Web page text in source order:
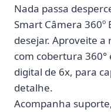
Nada passa
Smart Câmera 360º
desejar. Aproveite a
com cobertura 360°
digital de 6x, para
detalhe.
Acompanha